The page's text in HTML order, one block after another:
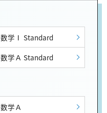
数学Ⅰ Standard
数学Ａ Standard
数学Ａ